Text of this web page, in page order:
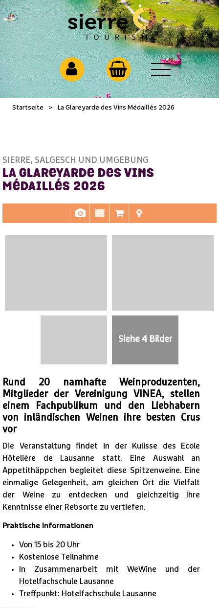
Startseite > La Glareyarde des Vins Médaillés 2026
LA GLAREYARDE DES VINS
MÉDAILLÉS 2026
SIERRE, SALGESCH UND UMGEBUNG
Siehe 4 Bilder
Rund 20 namhafte Weinproduzenten,
Mitglieder der Vereinigung VINEA, stellen
einem Fachpublikum und den Liebhabern
von inländischen Weinen ihre besten Crus
vor
Die Veranstaltung findet in der Kulisse des Ecole
Hôtelière de Lausanne statt. Eine Auswahl an
Appetithäppchen begleitet diese Spitzenweine. Eine
einmalige Gelegenheit, am gleichen Ort die Vielfalt
der Weine zu entdecken und gleichzeitig Ihre
Kenntnisse einer Rebsorte zu vertiefen.
Praktische Informationen
Von 15 bis 20 Uhr
Kostenlose Teilnahme
In Zusammenarbeit mit WeWine und der
Hotelfachschule Lausanne
Treffpunkt: Hotelfachschule Lausanne